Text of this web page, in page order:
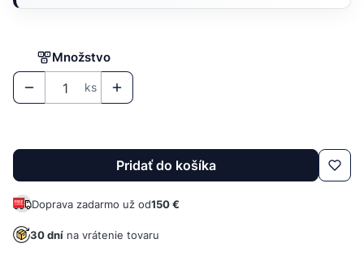
Množstvo
ks
Pridať do košíka
Doprava zadarmo už od150 €
30 dní na vrátenie tovaru